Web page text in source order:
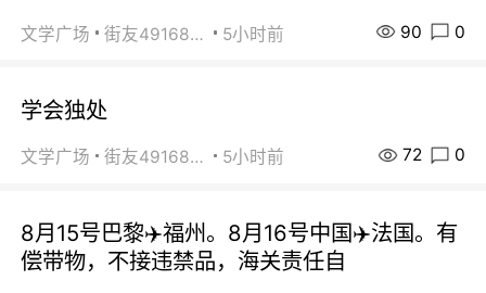
文学广场 街友49168527 5小时前 90 0
学会独处
文学广场 街友49168527 5小时前 72 0
8月15号巴黎✈️福州。8月16号中国✈️法国。有
偿带物，不接违禁品，海关责任自